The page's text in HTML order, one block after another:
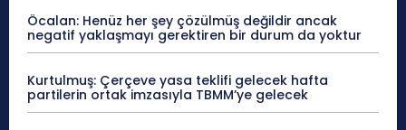
Öcalan: Henüz her şey çözülmüş değildir ancak
negatif yaklaşmayı gerektiren bir durum da yoktur
Kurtulmuş: Çerçeve yasa teklifi gelecek hafta
partilerin ortak imzasıyla TBMM’ye gelecek